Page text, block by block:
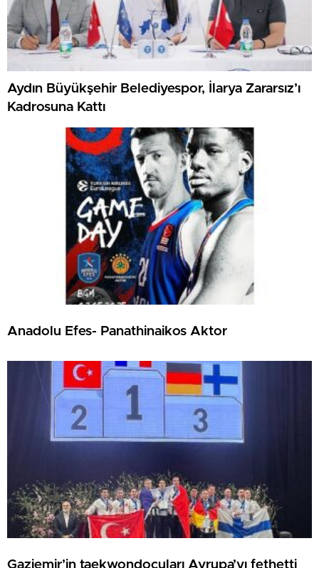
Aydın Büyükşehir Belediyespor, İlarya Zararsız’ı
Kadrosuna Kattı
Anadolu Efes- Panathinaikos Aktor
Gaziemir’in taekwondocuları Avrupa’yı fethetti